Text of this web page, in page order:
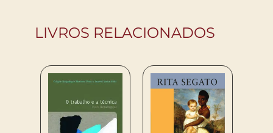
LIVROS RELACIONADOS